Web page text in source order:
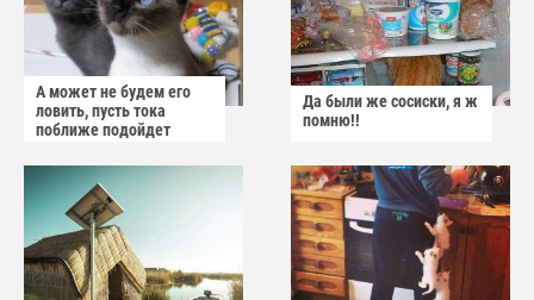
А может не будем его
ловить, пусть тока
поближе подойдет
Да были же сосиски, я ж
помню!!